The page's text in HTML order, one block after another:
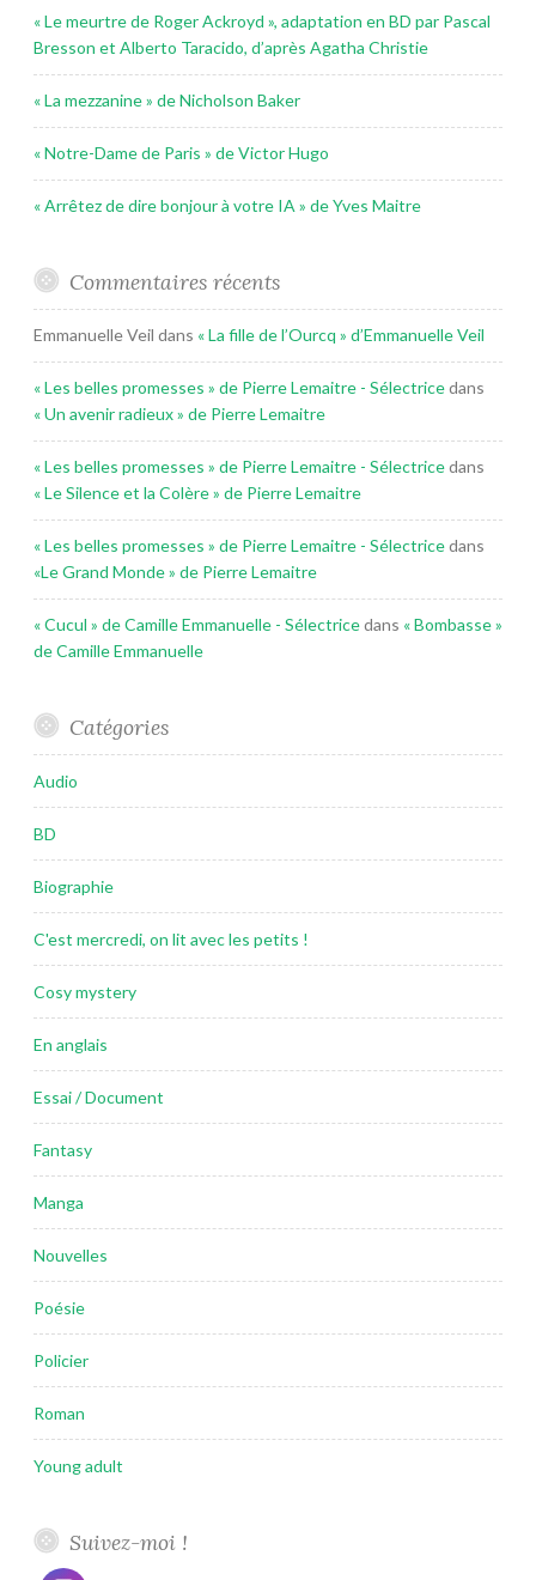
« Le meurtre de Roger Ackroyd », adaptation en BD par Pascal
Bresson et Alberto Taracido, d’après Agatha Christie
« La mezzanine » de Nicholson Baker
« Notre-Dame de Paris » de Victor Hugo
« Arrêtez de dire bonjour à votre IA » de Yves Maitre
Commentaires récents
Emmanuelle Veil dans « La fille de l’Ourcq » d’Emmanuelle Veil
« Les belles promesses » de Pierre Lemaitre - Sélectricedans
« Un avenir radieux » de Pierre Lemaitre
« Les belles promesses » de Pierre Lemaitre - Sélectricedans
« Le Silence et la Colère » de Pierre Lemaitre
« Les belles promesses » de Pierre Lemaitre - Sélectricedans
«Le Grand Monde » de Pierre Lemaitre
« Cucul » de Camille Emmanuelle - Sélectricedans « Bombasse »
de Camille Emmanuelle
Catégories
Audio
BD
Biographie
C'est mercredi, on lit avec les petits !
Cosy mystery
En anglais
Essai / Document
Fantasy
Manga
Nouvelles
Poésie
Policier
Roman
Young adult
Suivez-moi !